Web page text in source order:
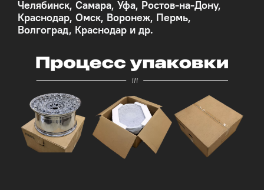
Челябинск, Самара, Уфа, Ростов-на-Дону,
Краснодар, Омск, Воронеж, Пермь,
Волгоград, Краснодар и др.